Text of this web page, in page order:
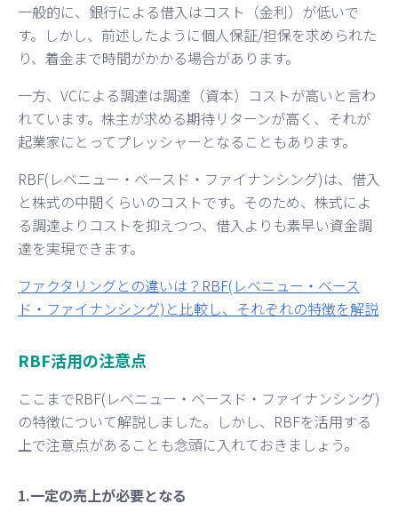
一般的に、銀行による借入はコスト（金利）が低いで
す。しかし、前述したように個人保証/担保を求められた
り、着金まで時間がかかる場合があります。
一方、VCによる調達は調達（資本）コストが高いと言わ
れています。株主が求める期待リターンが高く、それが
起業家にとってプレッシャーとなることもあります。
RBF(レベニュー・ベースド・ファイナンシング)は、借入
と株式の中間くらいのコストです。そのため、株式によ
る調達よりコストを抑えつつ、借入よりも素早い資金調
達を実現できます。
ファクタリングとの違いは？RBF(レベニュー・ベース
ド・ファイナンシング)と比較し、それぞれの特徴を解説
RBF活用の注意点
ここまでRBF(レベニュー・ベースド・ファイナンシング)
の特徴について解説しました。しかし、RBFを活用する
上で注意点があることも念頭に入れておきましょう。
1.一定の売上が必要となる